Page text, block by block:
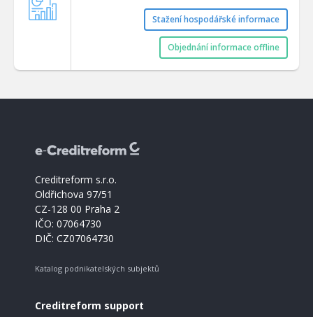
Stažení hospodářské informace
Objednání informace offline
Creditreform s.r.o.
Oldřichova 97/51
CZ-128 00 Praha 2
IČO: 07064730
DIČ: CZ07064730
Katalog podnikatelských subjektů
Creditreform support